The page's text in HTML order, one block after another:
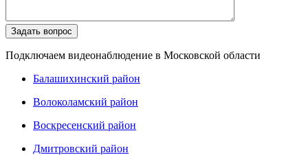
Подключаем видеонаблюдение в Московской области
Балашихинский район
Волоколамский район
Воскресенский район
Дмитровский район